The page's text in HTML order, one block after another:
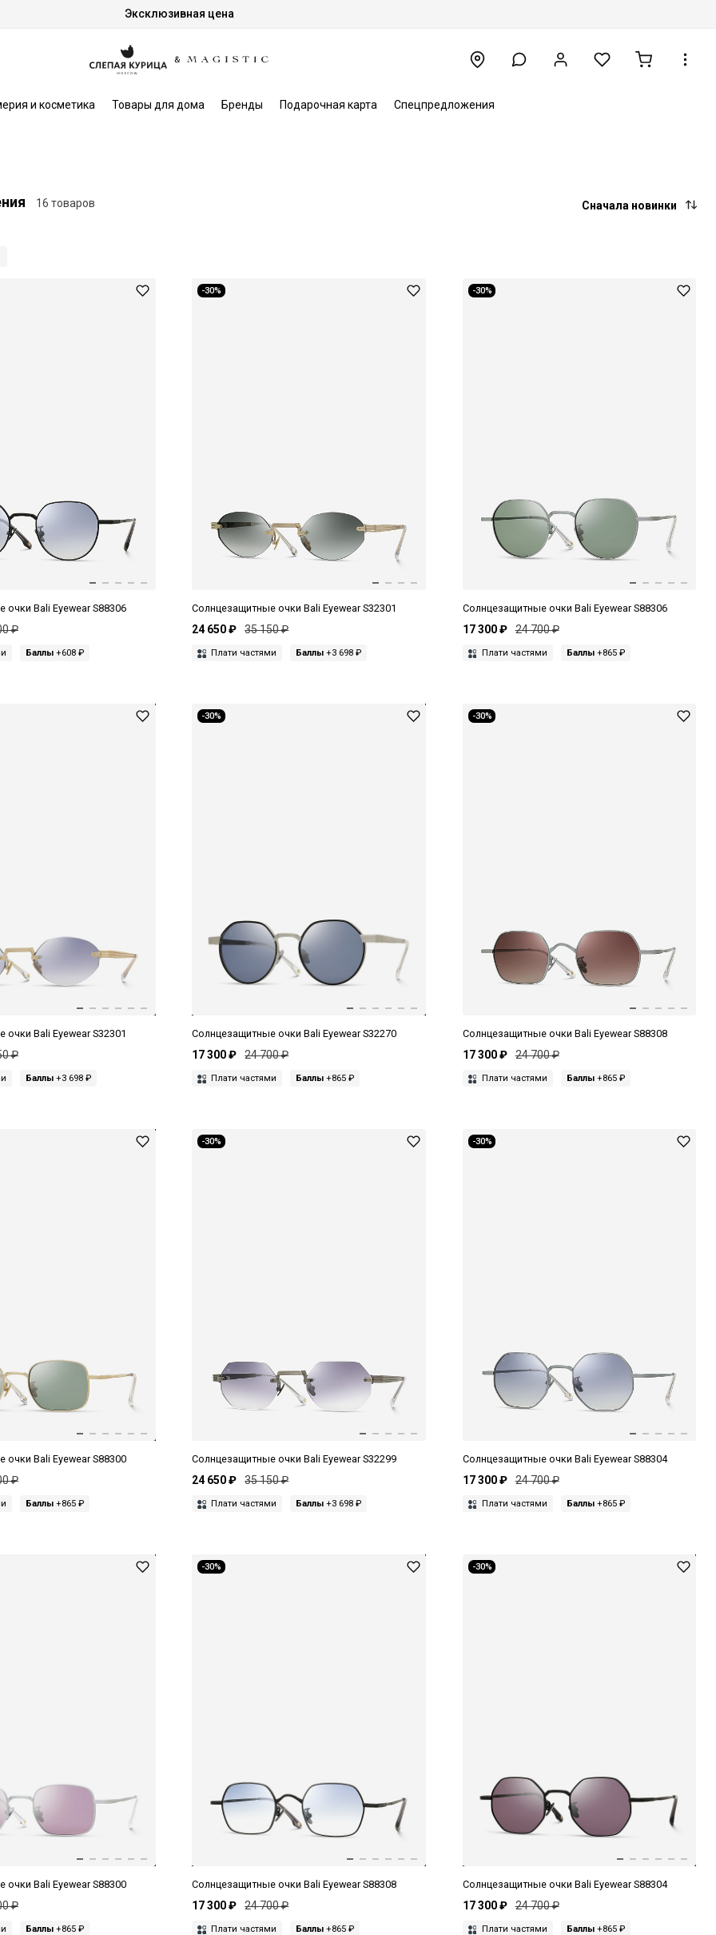
Эксклюзивная цена
и косметика Товары для дома Бренды Подарочная карта Спецпредложения
16 товаров Сначала новинки
Bali Eyewear S88306
₽
Баллы +608 ₽
-30%
Солнцезащитные очки Bali Eyewear S32301
24 650 ₽ 35 150 ₽
Плати частями Баллы +3 698 ₽
-30%
Солнцезащитные очки Bali Eyewear S88306
17 300 ₽ 24 700 ₽
Плати частями Баллы+865 ₽
Bali Eyewear S32301
₽
Баллы +3 698 ₽
-30%
Солнцезащитные очки Bali Eyewear S32270
17 300 ₽ 24 700 ₽
Плати частями Баллы +865 ₽
-30%
Солнцезащитные очки Bali Eyewear S88308
17 300 ₽ 24 700 ₽
Плати частями Баллы+865 ₽
Bali Eyewear S88300
₽
Баллы +865 ₽
-30%
Солнцезащитные очки Bali Eyewear S32299
24 650 ₽ 35 150 ₽
Плати частями Баллы +3 698 ₽
-30%
Солнцезащитные очки Bali Eyewear S88304
17 300 ₽ 24 700 ₽
Плати частями Баллы+865 ₽
Bali Eyewear S88300
₽
Баллы +865 ₽
-30%
Солнцезащитные очки Bali Eyewear S88308
17 300 ₽ 24 700 ₽
Плати частями Баллы +865 ₽
-30%
Солнцезащитные очки Bali Eyewear S88304
17 300 ₽ 24 700 ₽
Плати частями Баллы+865 ₽